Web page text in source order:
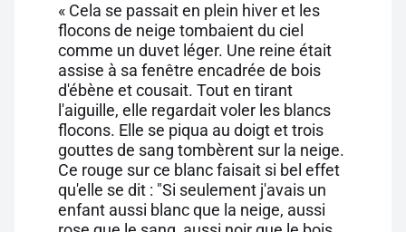
« Cela se passait en plein hiver et les
flocons de neige tombaient du ciel
comme un duvet léger. Une reine était
assise à sa fenêtre encadrée de bois
d'ébène et cousait. Tout en tirant
l'aiguille, elle regardait voler les blancs
flocons. Elle se piqua au doigt et trois
gouttes de sang tombèrent sur la neige.
Ce rouge sur ce blanc faisait si bel effet
qu'elle se dit : "Si seulement j'avais un
enfant aussi blanc que la neige, aussi